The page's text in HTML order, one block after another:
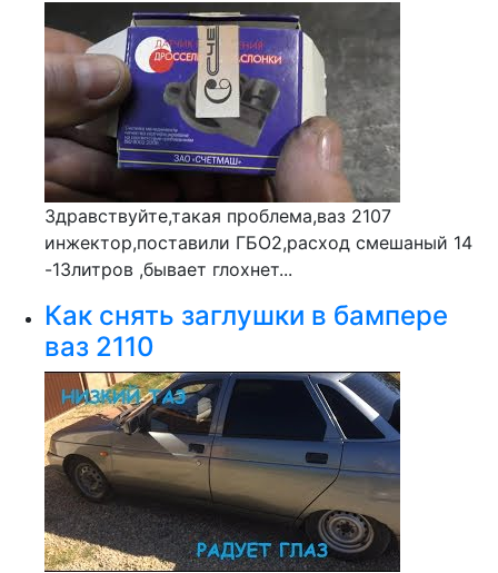
Здравствуйте,такая проблема,ваз 2107
инжектор,поставили ГБО2,расход смешаный 14
-13литров ,бывает глохнет...
Как снять заглушки в бампере
ваз 2110